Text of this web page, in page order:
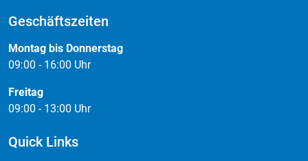
Geschäftszeiten
Montag bis Donnerstag
09:00 - 16:00 Uhr
Freitag
09:00 - 13:00 Uhr
Quick Links